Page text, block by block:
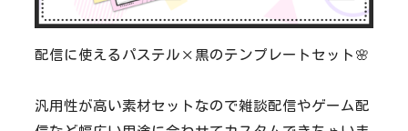
配信に使えるパステル×黒のテンプレートセット🌸
汎用性が高い素材セットなので雑談配信やゲーム配